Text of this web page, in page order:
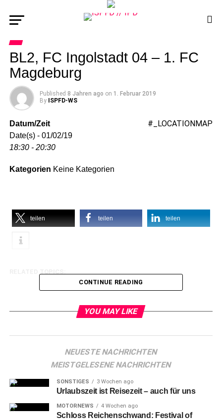
BL2, FC Ingolstadt 04 – 1. FC
Magdeburg
Published 8 Jahren ago on 1. Februar 2019
By ISPFD-WS
#_LOCATIONMAP
Datum/Zeit
Date(s) - 01/02/19
18:30 - 20:30
Kategorien Keine Kategorien
teilen teilen teilen
CONTINUE READING
YOU MAY LIKE
NEUESTE NACHRICHTEN
MEISTGELESENE NACHRICHTEN
SONSTIGES 3 Wochen ago
Urlaubszeit ist Reisezeit – auch für uns
MOTORNEWS 4 Wochen ago
Schloss Reichenschwand: Festival of